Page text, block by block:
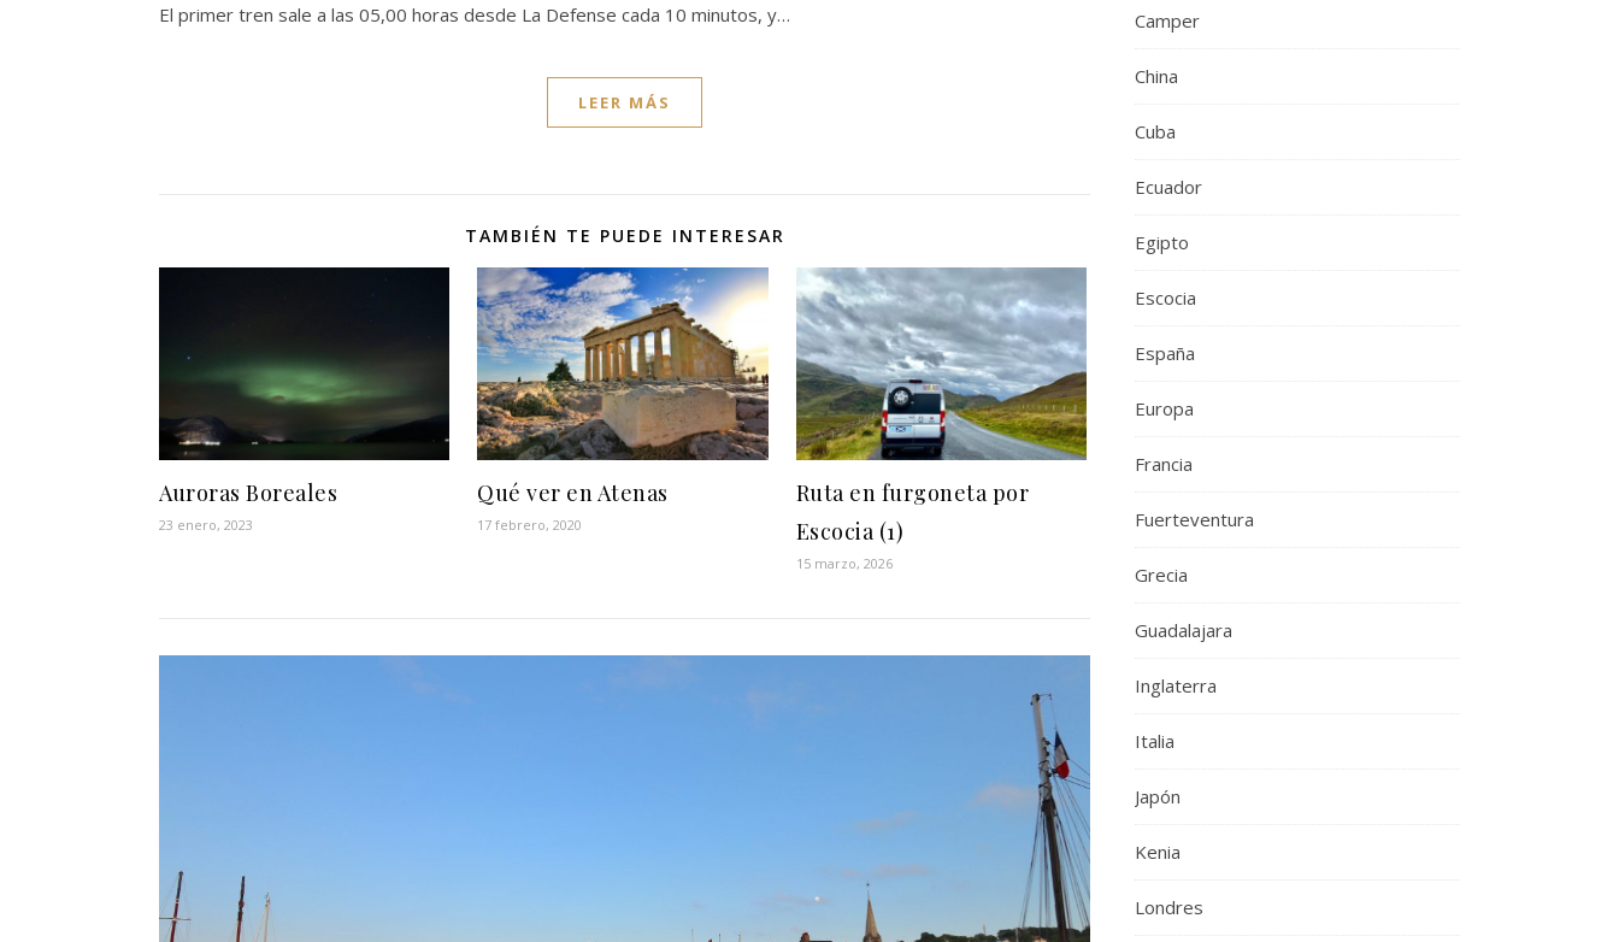
El primer tren sale a las 05,00 horas desde La Defense cada 10 minutos, y…
LEER MÁS
TAMBIÉN TE PUEDE INTERESAR
Auroras Boreales
23 enero, 2023
Qué ver en Atenas
17 febrero, 2020
Ruta en furgoneta por
Escocia (1)
15 marzo, 2026
Camper
China
Cuba
Ecuador
Egipto
Escocia
España
Europa
Francia
Fuerteventura
Grecia
Guadalajara
Inglaterra
Italia
Japón
Kenia
Londres